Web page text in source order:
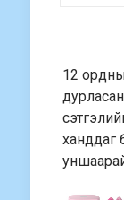
12 ордны
ханддаг